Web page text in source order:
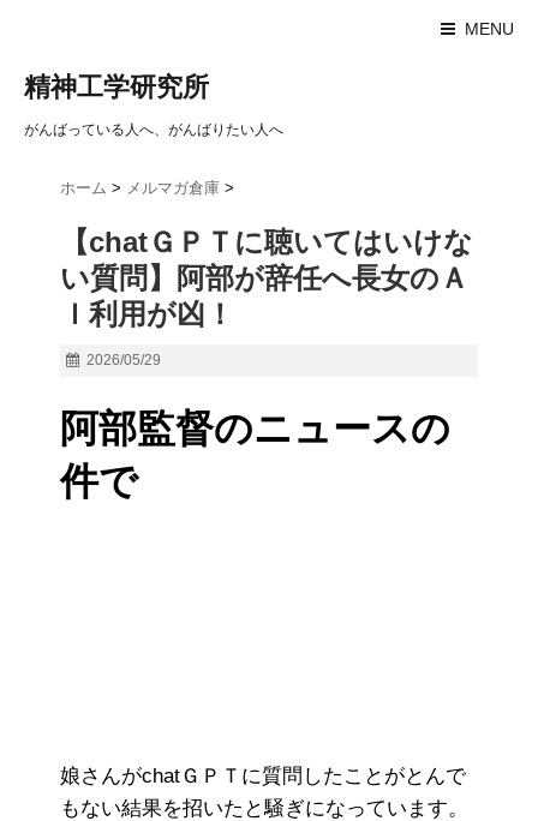
MENU
精神工学研究所
がんばっている人へ、がんばりたい人へ
ホーム > メルマガ倉庫 >
【chatＧＰＴに聴いてはいけな
い質問】阿部が辞任へ長女のＡ
Ｉ利用が凶！
2026/05/29
阿部監督のニュースの
件で
娘さんがchatＧＰＴに質問したことがとんで
もない結果を招いたと騒ぎになっています。